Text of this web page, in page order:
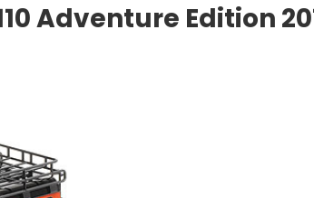
Adventure Edition